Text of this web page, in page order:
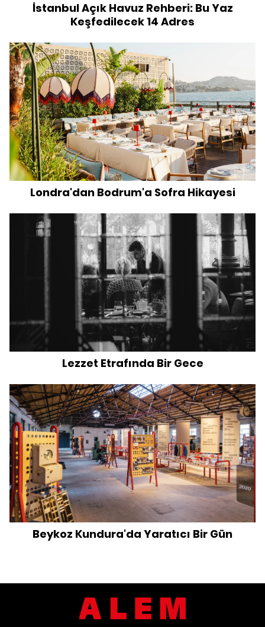
İstanbul Açık Havuz Rehberi: Bu Yaz
Keşfedilecek 14 Adres
Londra'dan Bodrum'a Sofra Hikayesi
Lezzet Etrafında Bir Gece
Beykoz Kundura'da Yaratıcı Bir Gün